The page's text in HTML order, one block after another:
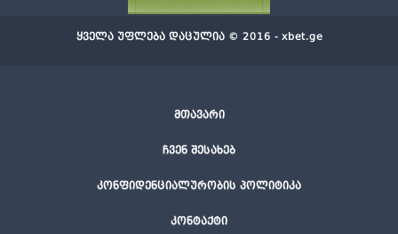
მთავარი
ჩვენ შესახებ
კონფიდენციალურობის პოლიტიკა
კონტაქტი
ყველა უფლება დაცულია © 2016 - xbet.ge